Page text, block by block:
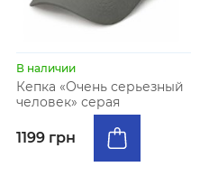
В наличии
Кепка «Очень серьезный
человек» серая
1199 грн